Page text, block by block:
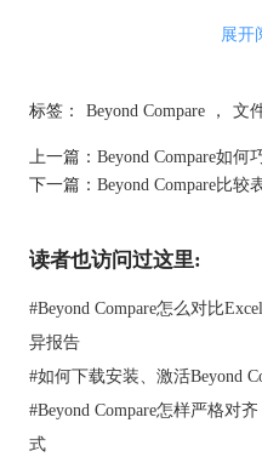
缩文档类型”页面，在页面右
展开
标签： Beyond Compare ， 文
上一篇： Beyond Compare如何
下一篇： Beyond Compare比较
读者也访问过这里:
#Beyond Compare怎么对比
异报告
#如何下载安装、激活Beyond
#Beyond Compare怎样严格对
式